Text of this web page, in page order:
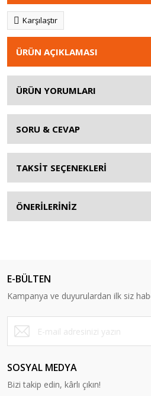
Karşılaştır
ÜRÜN AÇIKLAMASI
ÜRÜN YORUMLARI
SORU & CEVAP
TAKSİT SEÇENEKLERİ
ÖNERİLERİNİZ
E-BÜLTEN
Kampanya ve duyurulardan ilk siz
SOSYAL MEDYA
Bizi takip edin, kârlı çıkın!